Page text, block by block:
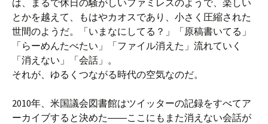
は、まるで休日の騒がしいファミレスのようで、楽しい
とかを越えて、もはやカオスであり、小さく圧縮された
世間のようだ。「いまなにしてる？」「原稿書いてる」
「らーめんたべたい」「ファイル消えた」流れていく
「消えない」「会話」。
それが、ゆるくつながる時代の空気なのだ。
2010年、米国議会図書館はツイッターの記録をすべてア
ーカイブすると決めた――ここにもまた消えない会話が